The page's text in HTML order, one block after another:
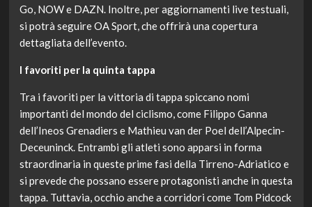
Go, NOW e DAZN. Inoltre, per aggiornamenti live testuali,
si potrà seguire OA Sport, che offrirà una copertura
dettagliata dell’evento.
I favoriti per la quinta tappa
Tra i favoriti per la vittoria di tappa spiccano nomi
importanti del mondo del ciclismo, come Filippo Ganna
dell’Ineos Grenadiers e Mathieu van der Poel dell’Alpecin-
Deceuninck. Entrambi gli atleti sono apparsi in forma
straordinaria in queste prime fasi della Tirreno-Adriatico e
si prevede che possano essere protagonisti anche in questa
tappa. Tuttavia, occhio anche a corridori come Tom Pidcock